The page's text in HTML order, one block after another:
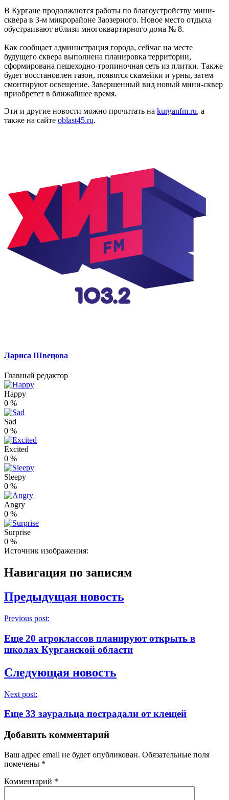
В Кургане продолжаются работы по благоустройству мини-
сквера в 3-м микрорайоне Заозерного. Новое место отдыха
обустраивают вблизи многоквартирного дома № 8.
Как сообщает администрация города, сейчас на месте
будущего сквера выполнена планировка территории,
сформирована пешеходно-тропиночная сеть из плитки. Также
будет восстановлен газон, появятся скамейки и урны, затем
смонтируют освещение. Завершенный вид новый мини-сквер
приобретет в ближайшее время.
Эти и другие новости можно прочитать на kurganfm.ru, а
также на сайте oblast45.ru.
Лариса Швецова
Главный редактор
Happy
0 %
Sad
0 %
Excited
0 %
Sleepy
0 %
Angry
0 %
Surprise
0 %
Источник изображения:
Навигация по записям
Предыдущая новость
Previous post:
Еще 20 агроклассов планируют открыть в
школах Курганской области
Следующая новость
Next post:
Еще 33 зауральца пострадали от клещей
Добавить комментарий
Ваш адрес email не будет опубликован. Обязательные поля
помечены *
Комментарий *